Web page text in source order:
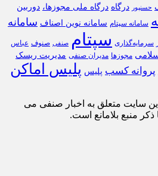
حسنپور درگاه درگاه ملی مجوزها، دوربین
سامانه سپتام سامانه نوین اصناف سامانه
سرمایه‌گذاری سپتام صنفی صنوف عباس
مجوزها مدیران صنفی مدیریت ریسک
پروانه کسب پلیس پلیس اماکن
سایت متعلق به اخبار صنفی می
منبع بلامانع است.